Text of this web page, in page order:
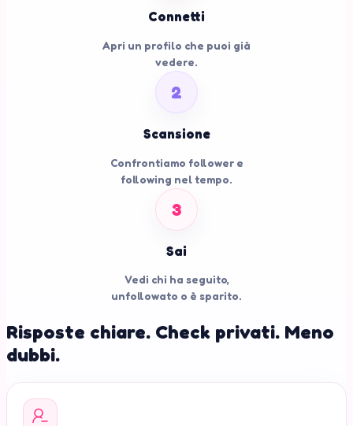
Connetti
Apri un profilo che puoi già
vedere.
2
Scansione
Confrontiamo follower e
following nel tempo.
3
Sai
Vedi chi ha seguito,
unfollowato o è sparito.
Risposte chiare. Check privati. Meno
dubbi.